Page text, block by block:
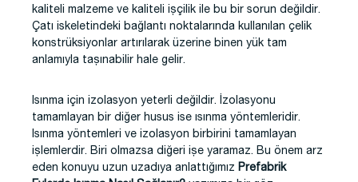
kaliteli malzeme ve kaliteli işçilik ile bu bir sorun değildir.
Çatı iskeletindeki bağlantı noktalarında kullanılan çelik
konstrüksiyonlar artırılarak üzerine binen yük tam
anlamıyla taşınabilir hale gelir.
Isınma için izolasyon yeterli değildir. İzolasyonu
tamamlayan bir diğer husus ise ısınma yöntemleridir.
Isınma yöntemleri ve izolasyon birbirini tamamlayan
işlemlerdir. Biri olmazsa diğeri işe yaramaz. Bu önem arz
eden konuyu uzun uzadıya anlattığımız Prefabrik